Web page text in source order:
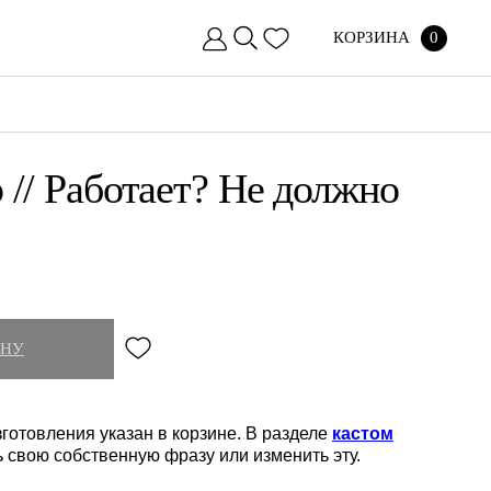
КОРЗИНА 0
// Работает? Не должно
указан в корзине. В разделе кастом
свою собственную фразу или изменить эту.